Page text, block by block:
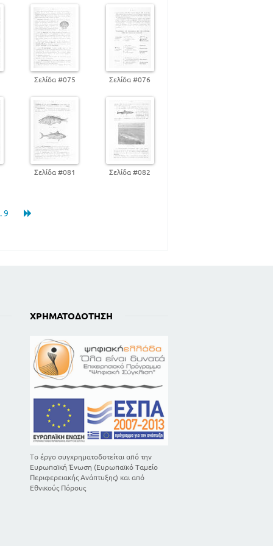
Σελίδα #075 Σελίδα #076
Σελίδα #081 Σελίδα #082
9
ΧΡΗΜΑΤΟΔΌΤΗΣΗ
Το έργο συγχρηματοδοτείται από την
Ευρωπαϊκή Ένωση (Ευρωπαϊκό Ταμείο
Περιφερειακής Ανάπτυξης) και από
Εθνικούς Πόρους